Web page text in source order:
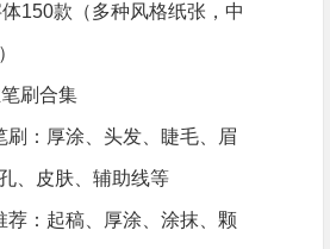
150款（多种风格纸张，中
刷合集
刷：厚涂、头发、睫毛、眉
、皮肤、辅助线等
荐：起稿、厚涂、涂抹、颗